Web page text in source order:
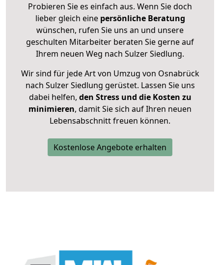
Probieren Sie es einfach aus. Wenn Sie doch
lieber gleich eine persönliche Beratung
wünschen, rufen Sie uns an und unsere
geschulten Mitarbeiter beraten Sie gerne auf
Ihrem neuen Weg nach Sulzer Siedlung.
Wir sind für jede Art von Umzug von Osnabrück
nach Sulzer Siedlung gerüstet. Lassen Sie uns
dabei helfen, den Stress und die Kosten zu
minimieren, damit Sie sich auf Ihren neuen
Lebensabschnitt freuen können.
Kostenlose Angebote erhalten